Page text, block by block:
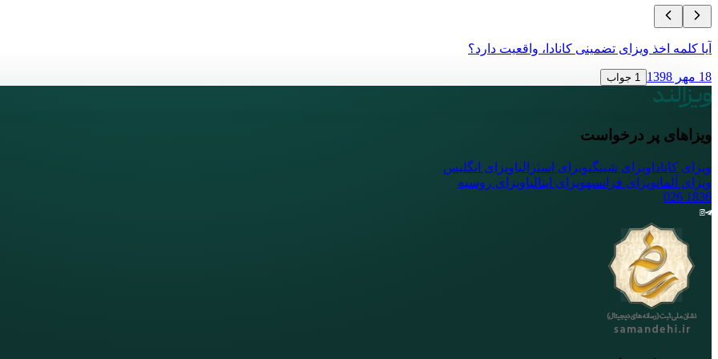
آیا کلمه اخذ ویزای تضمینی کانادا، واقعیت دارد؟
18 مهر 1398 1 جواب
ویزاهای پر درخواست
ویزای کانادا ویزای شینگنویزای استرالیاویزای انگلیس
ویزای آلمانویزای فرانسهویزای ایتالیاویزای روسیه
1836